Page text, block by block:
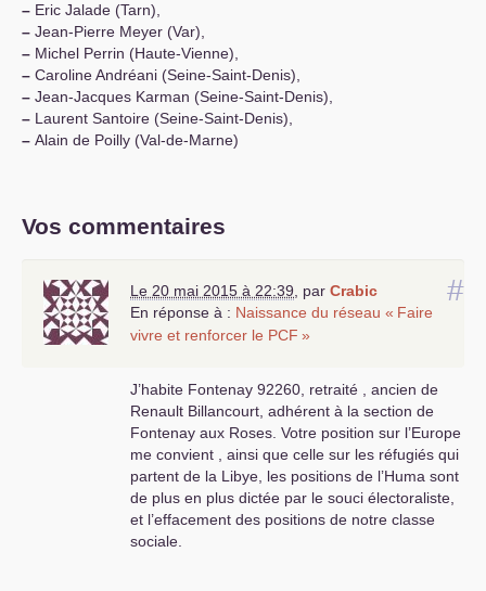
– Eric Jalade (Tarn),
– Jean-Pierre Meyer (Var),
– Michel Perrin (Haute-Vienne),
– Caroline Andréani (Seine-Saint-Denis),
– Jean-Jacques Karman (Seine-Saint-Denis),
– Laurent Santoire (Seine-Saint-Denis),
– Alain de Poilly (Val-de-Marne)
Vos commentaires
#
Le 20 mai 2015 à 22:39 par Crabic
En réponse à : Naissance du réseau « Faire
vivre et renforcer le PCF »
J’habite Fontenay 92260, retraité , ancien de
Renault Billancourt, adhérent à la section de
Fontenay aux Roses. Votre position sur l’Europe
me convient , ainsi que celle sur les réfugiés qui
partent de la Libye, les positions de l’Huma sont
de plus en plus dictée par le souci électoraliste,
et l’effacement des positions de notre classe
sociale.